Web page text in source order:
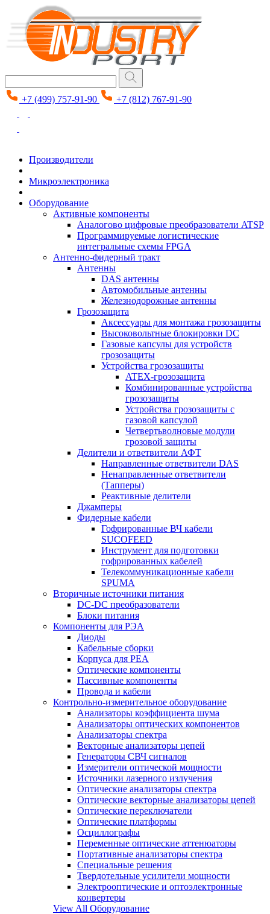
+7 (499) 757-91-90 +7 (812) 767-91-90
Производители
Микроэлектроника
Оборудование
Активные компоненты
Аналогово цифровые преобразователи ATSP
Программируемые логистические
интегральные схемы FPGA
Антенно-фидерный тракт
Антенны
DAS антенны
Автомобильные антенны
Железнодорожные антенны
Грозозащита
Аксессуары для монтажа грозозащиты
Высоковольтные блокировки DC
Газовые капсулы для устройств
грозозащиты
Устройства грозозащиты
ATEX-грозозащита
Комбинированные устройства
грозозащиты
Устройства грозозащиты с
газовой капсулой
Четвертьволновые модули
грозовой защиты
Делители и ответвители АФТ
Направленные ответвители DAS
Ненаправленные ответвители
(Тапперы)
Реактивные делители
Джамперы
Фидерные кабели
Гофрированные ВЧ кабели
SUCOFEED
Инструмент для подготовки
гофрированных кабелей
Телекоммуникационные кабели
SPUMA
Вторичные источники питания
DC-DC преобразователи
Блоки питания
Компоненты для РЭА
Диоды
Кабельные сборки
Корпуса для РЕА
Оптические компоненты
Пассивные компоненты
Провода и кабели
Контрольно-измерительное оборудование
Анализаторы коэффициента шума
Анализаторы оптических компонентов
Анализаторы спектра
Векторные анализаторы цепей
Генераторы СВЧ сигналов
Измерители оптической мощности
Источники лазерного излучения
Оптические анализаторы спектра
Оптические векторные анализаторы цепей
Оптические переключатели
Оптические платформы
Осциллографы
Переменные оптические аттенюаторы
Портативные анализаторы спектра
Специальные решения
Твердотельные усилители мощности
Электрооптические и оптоэлектронные
конвертеры
View All Оборудование